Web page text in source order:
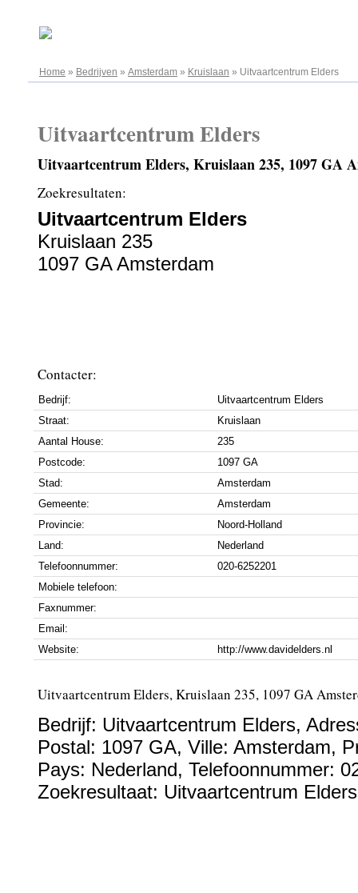
Home » Bedrijven » Amsterdam » Kruislaan » Uitvaartcentrum Elders
Uitvaartcentrum Elders
Uitvaartcentrum Elders, Kruislaan 235, 1097 GA
Zoekresultaten:
Uitvaartcentrum Elders
Kruislaan 235
1097 GA Amsterdam
Contacter:
Bedrijf:
Uitvaartcentrum Elders
Straat:
Kruislaan
Aantal House:
235
Postcode:
1097 GA
Stad:
Amsterdam
Gemeente:
Amsterdam
Provincie:
Noord-Holland
Land:
Nederland
Telefoonnummer:
020-6252201
Mobiele telefoon:
Faxnummer:
Email:
Website:
http://www.davidelders.nl
Uitvaartcentrum Elders, Kruislaan 235, 1097 GA
Bedrijf: Uitvaartcentrum Elders,
Postal: 1097 GA, Ville: Amsterdam,
Pays: Nederland, Telefoonnummer:
Zoekresultaat: Uitvaartcentrum